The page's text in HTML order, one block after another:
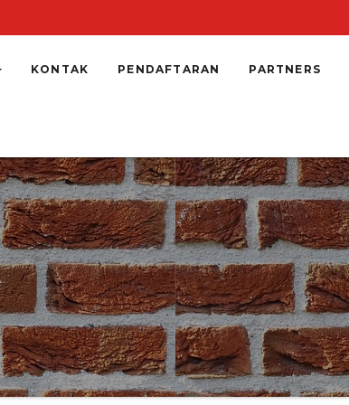
KONTAK PENDAFTARAN PARTNERS